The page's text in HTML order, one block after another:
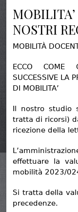
NOSTRI
MOBILITÀ
ECCO COME
SUCCESSIVE LA
DI MOBILITA’
Il nostro studio
tratta di ricorsi)
ricezione della
effettuare la
mobilità 2023/
Si tratta della
precedenze.